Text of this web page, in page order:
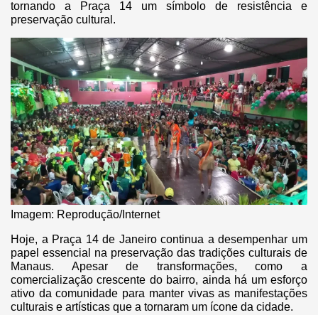
tornando a Praça 14 um símbolo de resistência e
preservação cultural.
Imagem: Reprodução/Internet
Hoje, a Praça 14 de Janeiro continua a desempenhar um
papel essencial na preservação das tradições culturais de
Manaus. Apesar de transformações, como a
comercialização crescente do bairro, ainda há um esforço
ativo da comunidade para manter vivas as manifestações
culturais e artísticas que a tornaram um ícone da cidade.